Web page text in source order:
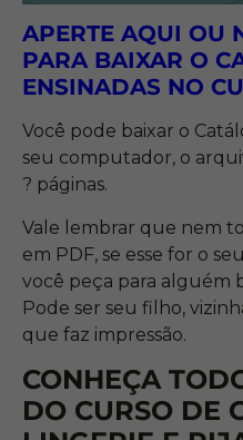
APERTE AQUI OU
PARA BAIXAR O
ENSINADAS NO
Você pode baixar o
seu computador, o
? páginas.
Vale lembrar que nem
em PDF, se esse for o
você peça para alguém
Pode ser seu filho,
que faz impressão.
CONHEÇA
DO CURSO DE